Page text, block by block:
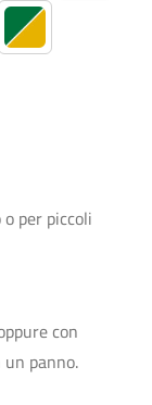
per piccoli
con
panno.